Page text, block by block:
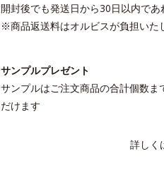
開封後でも発送日から30日以内であ
※商品返送料はオルビスが負担いた
サンプルプレゼント
サンプルはご注文商品の合計個数ま
だけます
詳しく